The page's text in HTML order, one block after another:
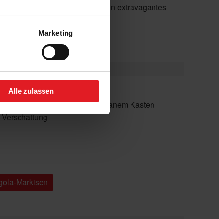
Marketing
Alle zulassen
Design.
für große Breiten und filigranem Kasten
Markisen